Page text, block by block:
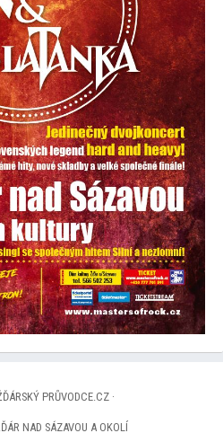
PRŮVODCE.CZ ·
NAD SÁZAVOU A OKOLÍ